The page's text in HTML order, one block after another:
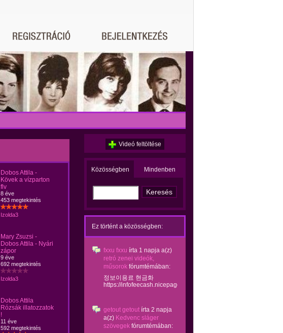
Dobos Attila -
Kövek a vízparton
flv
8 éve
453 megtekintés
Izolda3
Mary Zsuzsi -
Dobos Attila - Nyári
zápor
9 éve
692 megtekintés
Izolda3
Dobos Attila
Rózsák illatozzatok
!
11 éve
592 megtekintés
Videó feltöltése
Közösségben Mindenben
Ez történt a közösségben:
fxxu fxxu írta 1 napja a(z)
retró zenei videók,
műsorok fórumtémában:
정보이용료 현금화
https://infofeecash.nicepage...
getout getout írta 2 napja
a(z) Kedvenc sláger
szövegek fórumtémában: